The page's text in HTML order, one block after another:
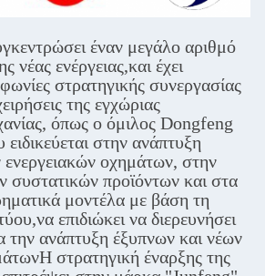
έναν μεγάλο αριθμό
νέας ενέργειας,και έχει
στρατηγικής συνεργασίας
της εγχώριας
όπως ο όμιλος Dongfeng
στην ανάπτυξη
οχημάτων, στην
συστατικών προϊόντων και στα
μοντέλα με βάση τη
επιδιώκει να διερευνήσει
την ανάπτυξη έξυπνων και νέων
στρατηγική έναρξης της